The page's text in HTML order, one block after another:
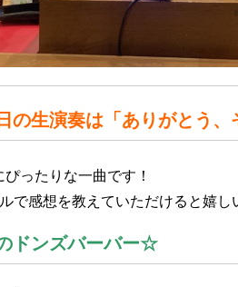
の生演奏は「ありがとう、
ったりな一曲です！
で感想を教えていただけると嬉し
ドンズバーバー☆